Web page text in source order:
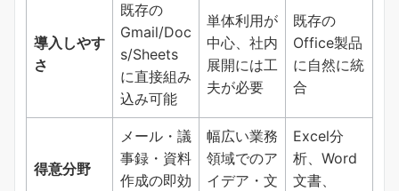
導入しやす
さ
既存の
Gmail/Doc
s/Sheets
に直接組み
込み可能
単体利用が
中心、社内
展開には工
夫が必要
既存の
Office製品
に自然に統
合
得意分野
メール・議
事録・資料
作成の即効
幅広い業務
領域でのア
イデア・文
Excel分
析、Word
文書、